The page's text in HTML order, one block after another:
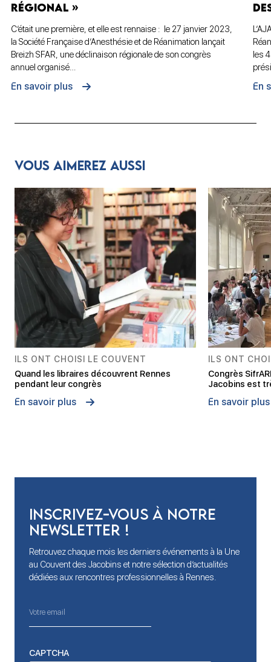
RÉGIONAL »
C’était une première, et elle est rennaise : le 27 janvier 2023,
la Société Française d’Anesthésie et de Réanimation lançait
Breizh SFAR, une déclinaison régionale de son congrès
annuel organisé…
En savoir plus
les
En
Vous aimerez aussi
ILS ONT CHOISI LE COUVENT
Quand les libraires découvrent Rennes
pendant leur congrès
En savoir plus
ILS ONT
Congrès
Jacobins est
En savoir plus
Inscrivez-vous à notre
newsletter !
Retrouvez chaque mois les derniers événements à la Une
au Couvent des Jacobins et notre sélection d’actualités
dédiées aux rencontres professionnelles à Rennes.
CAPTCHA